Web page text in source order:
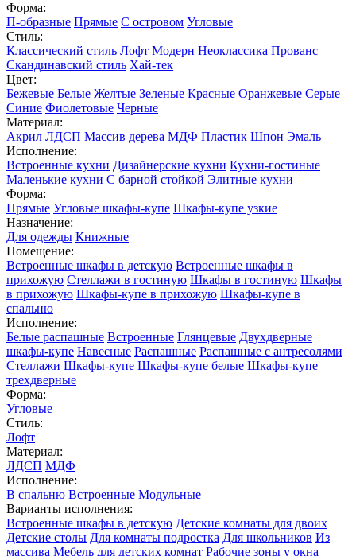
Форма:
П-образные Прямые С островом Угловые
Стиль:
Классический стиль Лофт Модерн Неоклассика Прованс
Скандинавский стиль Хай-тек
Цвет:
Бежевые Белые Желтые Зеленые Красные Оранжевые Серые
Синие Фиолетовые Черные
Материал:
Акрил ЛДСП Массив дерева МДФ Пластик Шпон Эмаль
Исполнение:
Встроенные кухни Дизайнерские кухни Кухни-гостиные
Маленькие кухни С барной стойкой Элитные кухни
Форма:
Прямые Угловые шкафы-купе Шкафы-купе узкие
Назначение:
Для одежды Книжные
Помещение:
Встроенные шкафы в детскую Встроенные шкафы в
прихожую Стеллажи в гостиную Шкафы в гостиную Шкафы
в прихожую Шкафы-купе в прихожую Шкафы-купе в
спальню
Исполнение:
Белые распашные Встроенные Глянцевые Двухдверные
шкафы-купе Навесные Распашные Распашные с антресолями
Стеллажи Шкафы-купе Шкафы-купе белые Шкафы-купе
трехдверные
Форма:
Угловые
Стиль:
Лофт
Материал:
ЛДСП МДФ
Исполнение:
В спальню Встроенные Модульные
Варианты исполнения:
Встроенные шкафы в детскую Детские комнаты для двоих
Детские столы Для комнаты подростка Для школьников Из
массива Мебель для детских комнат Рабочие зоны у окна